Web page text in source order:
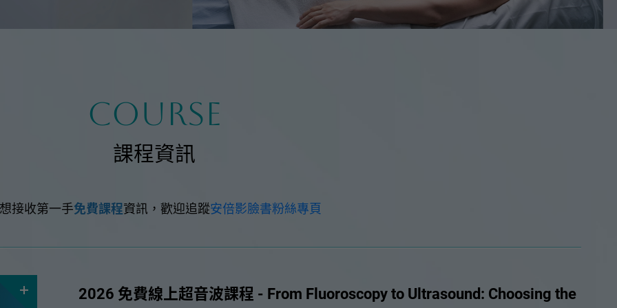
course
課程資訊
接收第一手免費課程資訊，歡迎追蹤安倍影臉書粉絲專頁
2026 免費線上超音波課程 - From Fluoroscopy to Ultrasound: Choosing the